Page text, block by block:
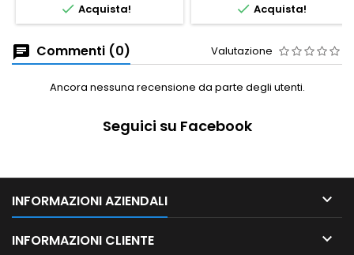
 Acquista!  Acquista!
Commenti (0) Valutazione
Ancora nessuna recensione da parte degli utenti.
Seguici su Facebook
INFORMAZIONI AZIENDALI 
INFORMAZIONI CLIENTE 